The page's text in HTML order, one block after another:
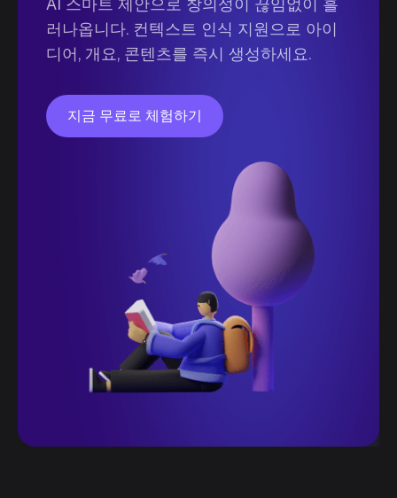
AI 스마트 제안으로 창의성이 끊임없이 흘
러나옵니다. 컨텍스트 인식 지원으로 아이
디어, 개요, 콘텐츠를 즉시 생성하세요.
지금 무료로 체험하기